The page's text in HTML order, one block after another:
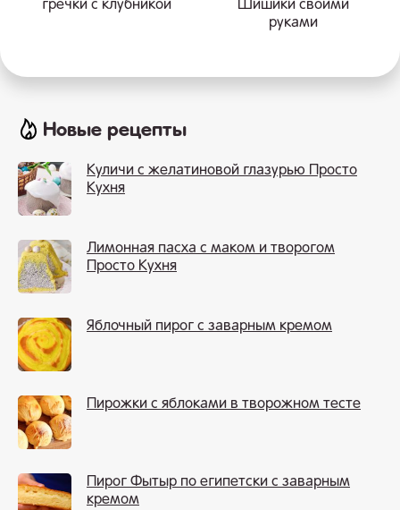
гречки с клубникой
Шишики своими
руками
Новые рецепты
Куличи с желатиновой глазурью Просто
Кухня
Лимонная пасха с маком и творогом
Просто Кухня
Яблочный пирог с заварным кремом
Пирожки с яблоками в творожном тесте
Пирог Фытыр по египетски с заварным
кремом